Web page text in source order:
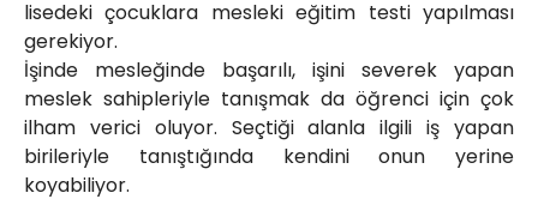
lisedeki çocuklara mesleki eğitim testi yapılması
gerekiyor.
İşinde mesleğinde başarılı, işini severek yapan
meslek sahipleriyle tanışmak da öğrenci için çok
ilham verici oluyor. Seçtiği alanla ilgili iş yapan
birileriyle tanıştığında kendini onun yerine
koyabiliyor.